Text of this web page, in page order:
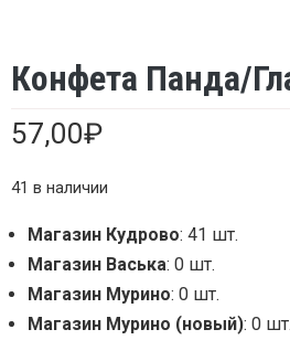
Конфета Панда/
57,00₽
41 в наличии
Магазин Кудрово: 41 шт.
Магазин Васька: 0 шт.
Магазин Мурино: 0 шт.
Магазин Мурино (новый): 0 шт.